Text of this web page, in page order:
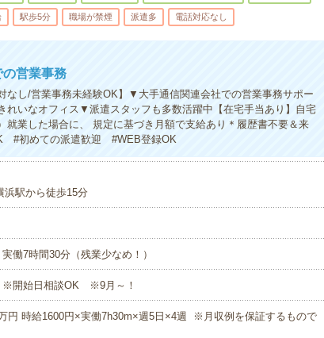
駅歩5分 職場が禁煙 派遣多 電話対応なし
の営業事務
なし/営業事務未経験OK】▼大手通信関連会社での営業事務サポー
いなオフィス▼派遣スタッフも多数活躍中【在宅手当あり】自宅
就業した場合に、 規定に基づき月額で支給あり＊履歴書不要＆来
#初めての派遣歓迎 #WEB登録OK
浜駅から徒歩15分
働7時間30分（残業少なめ！）
※開始日相談OK ※9月～！
時給1600円×実働7h30m×週5日×4週 ※月収例を保証するもので